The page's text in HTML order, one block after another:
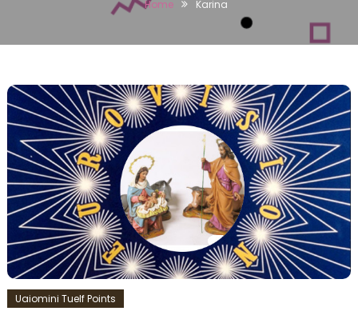
Home Karina
Uaiomini Tuelf Points